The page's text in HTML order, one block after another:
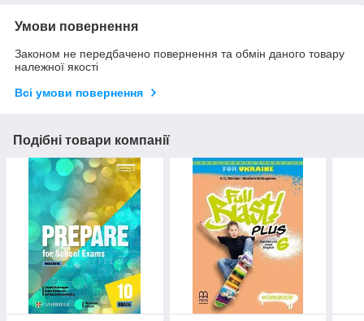
Умови повернення
Законом не передбачено повернення та обмін даного товару
належної якості
Всі умови повернення
Подібні товари компанії